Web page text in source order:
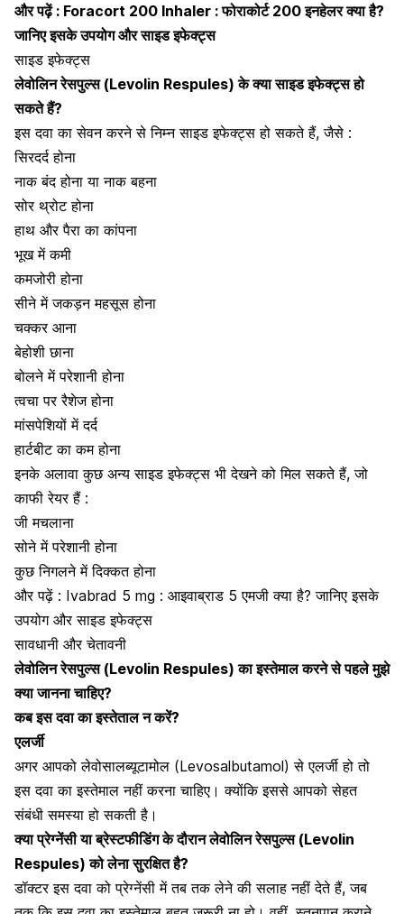
और पढ़ें : Foracort 200 Inhaler : फोराकोर्ट 200 इनहेलर क्या है?
जानिए इसके उपयोग और साइड इफेक्ट्स
साइड इफेक्ट्स
लेवोलिन रेसपुल्स (Levolin Respules) के क्या साइड इफेक्ट्स हो
सकते हैं?
इसदवा का सेवन करने से निम्न साइड इफेक्ट्स हो सकते हैं, जैसे :
सिरदर्द होना
नाक बंद होना या नाक बहना
सोर थ्रोट होना
हाथ और पैरा का कांपना
भूख में कमी
कमजोरी होना
सीने में जकड़न महसूस होना
चक्कर आना
बेहोशी छाना
बोलने में परेशानी होना
त्वचा पर रैशेज होना
मांसपेशियों में दर्द
हार्टबीट का कम होना
इनके अलावा कुछ अन्य साइड इफेक्ट्स भी देखने को मिल सकते हैं, जो
काफी रेयर हैं :
जी मचलाना
सोने में परेशानी होना
कुछ निगलने में दिक्कत होना
और पढ़ें : Ivabrad 5 mg : आइवाब्राड 5 एमजी क्या है? जानिए इसके
उपयोग और साइड इफेक्ट्स
सावधानी और चेतावनी
लेवोलिन रेसपुल्स (Levolin Respules) का इस्तेमाल करने से पहले मुझे
क्या जानना चाहिए?
कब इस दवा का इस्तेताल न करें?
एलर्जी
अगर आपकोलेवोसालब्यूटामोल (Levosalbutamol) से एलर्जी हो तो
इस दवा का इस्तेमाल नहीं करना चाहिए। क्योंकि इससे आपको सेहत
संबंधी समस्या हो सकती है।
क्या प्रेग्नेंसी या ब्रेस्टफीडिंग के दौरान लेवोलिन रेसपुल्स (Levolin
Respules) को लेना सुरक्षित है?
डॉक्टर इस दवा कोप्रेग्नेंसी में तब तक लेने की सलाह नहीं देते हैं, जब